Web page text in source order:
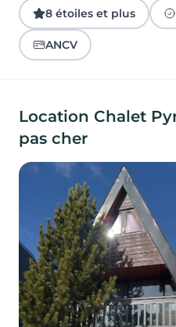
8 étoiles et plus
ANCV
Location Chalet
pas cher